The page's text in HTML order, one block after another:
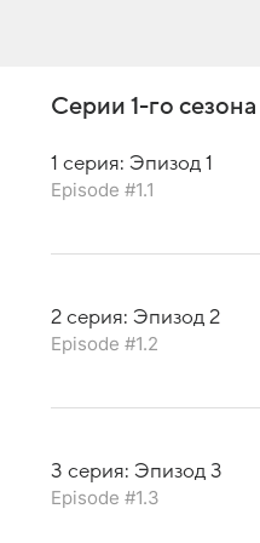
Серии 1-го сезона
1 серия: Эпизод 1
Episode #1.1
2 серия: Эпизод 2
Episode #1.2
3 серия: Эпизод 3
Episode #1.3